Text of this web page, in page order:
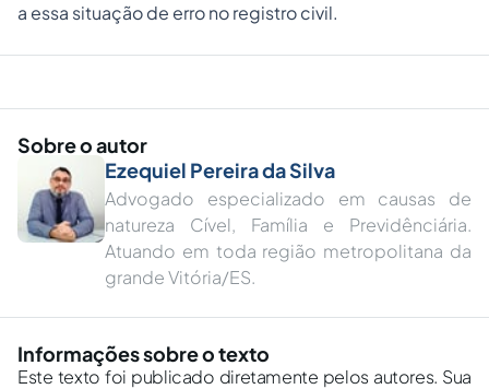
a essa situação de erro no registro civil.
Sobre o autor
Ezequiel Pereira da Silva
Advogado especializado em causas de
natureza Cível, Família e Previdênciária.
Atuando em toda região metropolitana da
grande Vitória/ES.
Informações sobre o texto
Este texto foi publicado diretamente pelos autores. Sua